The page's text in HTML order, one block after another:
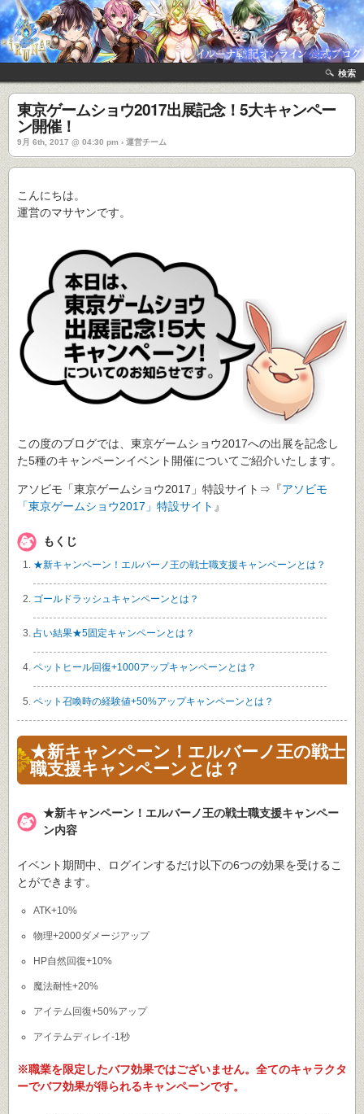
検索
東京ゲームショウ2017出展記念！5大キャンペー
ン開催！
9月 6th, 2017 @ 04:30 pm › 運営チーム
こんにちは。
運営のマサヤンです。
この度のブログでは、東京ゲームショウ2017への出展を記念し
た5種のキャンペーンイベント開催についてご紹介いたします。
アソビモ「東京ゲームショウ2017」特設サイト⇒『アソビモ
「東京ゲームショウ2017」特設サイト 』
もくじ
★新キャンペーン！エルバーノ王の戦士職支援キャンペーンとは？
ゴールドラッシュキャンペーンとは？
占い結果★5固定キャンペーンとは？
ペットヒール回復+1000アップキャンペーンとは？
ペット召喚時の経験値+50%アップキャンペーンとは？
★新キャンペーン！エルバーノ王の戦士
職支援キャンペーンとは？
★新キャンペーン！エルバーノ王の戦士職支援キャンペー
ン内容
イベント期間中、ログインするだけ以下の6つの効果を受けるこ
とができます。
ATK+10%
物理+2000ダメージアップ
HP自然回復+10%
魔法耐性+20%
アイテム回復+50%アップ
アイテムディレイ-1秒
※職業を限定したバフ効果ではございません。全てのキャラクタ
ーでバフ効果が得られるキャンペーンです。